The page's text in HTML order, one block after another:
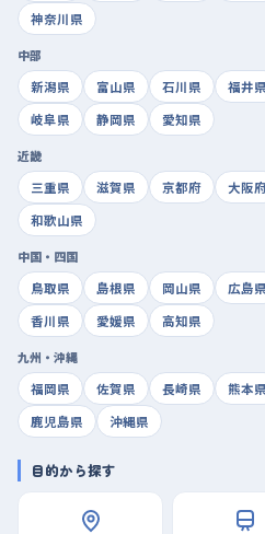
神奈川県
中部
新潟県
富山県 石川県 福井県
岐阜県
静岡県 愛知県
近畿
三重県
滋賀県 京都府 大阪
和歌山県
中国・四国
鳥取県
島根県 岡山県 広島県
香川県
愛媛県 高知県
九州・沖縄
福岡県
佐賀県 長崎県 熊本県
鹿児島県
沖縄県
目的から探す